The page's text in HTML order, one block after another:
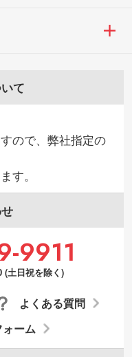
て
ので、弊社指定の
す。
9911
(土日祝を除く)
ーム
よくある質問